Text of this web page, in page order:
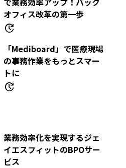
オフィス改革の第一歩
update
「Mediboard」で医療現場
の事務作業をもっとスマー
トに
update
業務効率化を実現するジェ
イエスフィットのBPOサー
ビス